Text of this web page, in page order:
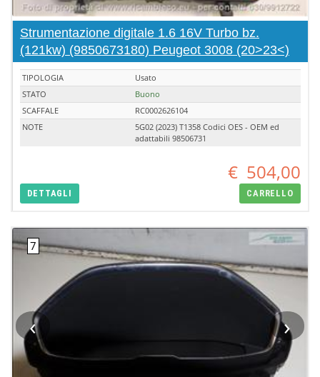
Strumentazione digitale 1.6 16V Turbo bz.
(121kw) (9850673180) Peugeot 3008 (20>23<)
TIPOLOGIA
Usato
STATO
Buono
SCAFFALE
RC0002626104
NOTE
5G02 (2023) T1358 Codici OES - OEM ed
adattabili 98506731
€ 504,00
DETTAGLI CARRELLO
‹ ›